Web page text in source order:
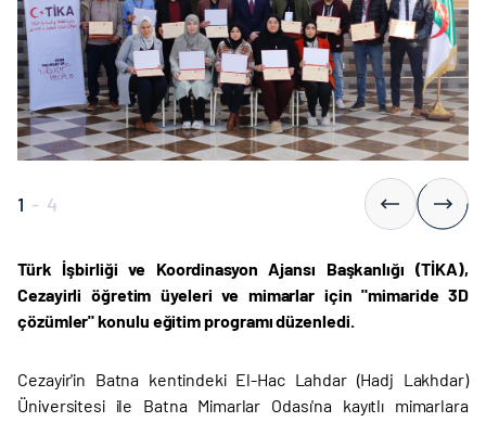
1 - 4
Türk İşbirliği ve Koordinasyon Ajansı Başkanlığı (TİKA),
Cezayirli öğretim üyeleri ve mimarlar için "mimaride 3D
çözümler" konulu eğitim programı düzenledi.
Cezayir'in Batna kentindeki El-Hac Lahdar (Hadj Lakhdar)
Üniversitesi ile Batna Mimarlar Odası'na kayıtlı mimarlara